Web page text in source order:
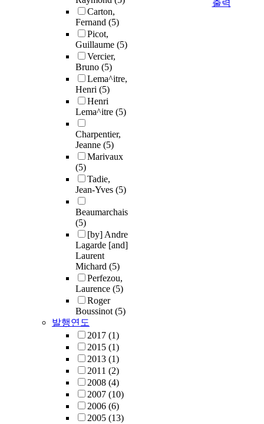
Carton,
Fernand (5)
Picot,
Guillaume (5)
Vercier,
Bruno (5)
Lema^itre,
Henri (5)
Henri
Lema^itre (5)
Charpentier,
Jeanne (5)
Marivaux
(5)
Tadie,
Jean-Yves (5)
Beaumarchais
(5)
[by] Andre
Lagarde [and]
Laurent
Michard (5)
Perfezou,
Laurence (5)
Roger
Boussinot(5)
발행연도
2017 (1)
2015 (1)
2013 (1)
2011 (2)
2008 (4)
2007 (10)
2006 (6)
2005 (13)
출력